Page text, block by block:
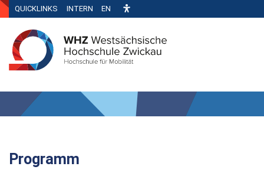
QUICKLINKS INTERN EN
Programm